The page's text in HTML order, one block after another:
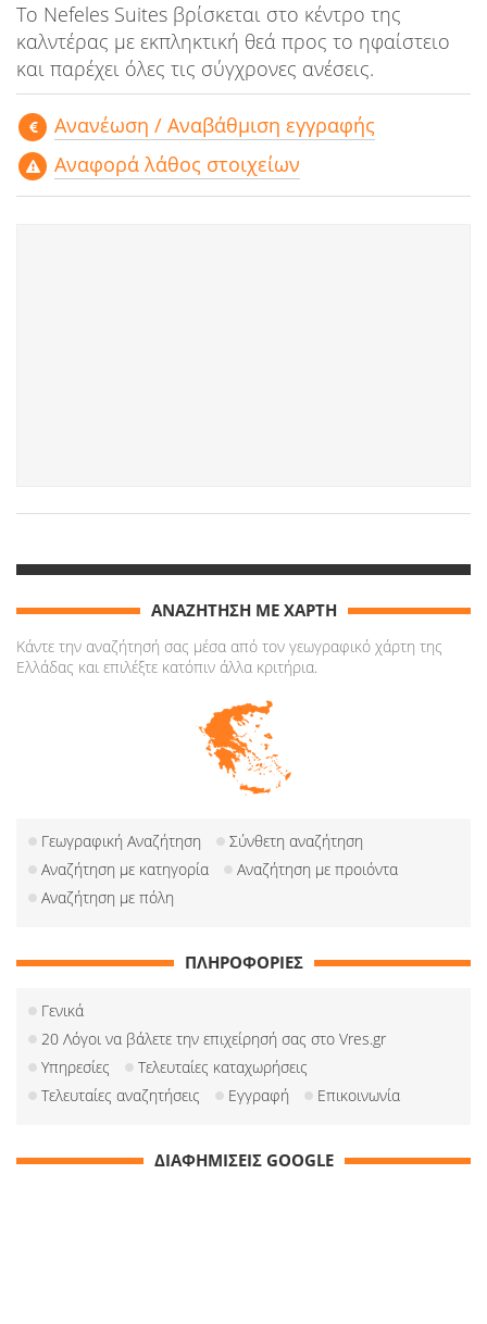
Το Nefeles Suites βρίσκεται στο κέντρο της
καλντέρας με εκπληκτική θεά προς το ηφαίστειο
και παρέχει όλες τις σύγχρονες ανέσεις.
Aνανέωση / Αναβάθμιση εγγραφής
Αναφορά λάθος στοιχείων
ΑΝΑΖΗΤΗΣΗ ΜΕ ΧΑΡΤΗ
Κάντε την αναζήτησή σας μέσα από τον γεωγραφικό χάρτη της
Ελλάδας και επιλέξτε κατόπιν άλλα κριτήρια.
Γεωγραφική Αναζήτηση
Σύνθετη αναζήτηση
Αναζήτηση με κατηγορία
Αναζήτηση με προιόντα
Αναζήτηση με πόλη
ΠΛΗΡΟΦΟΡΙΕΣ
Γενικά
20 Λόγοι να βάλετε την επιχείρησή σας στο Vres.gr
Υπηρεσίες
Τελευταίες καταχωρήσεις
Τελευταίες αναζητήσεις
Εγγραφή Επικοινωνία
ΔΙΑΦΗΜΙΣΕΙΣ GOOGLE